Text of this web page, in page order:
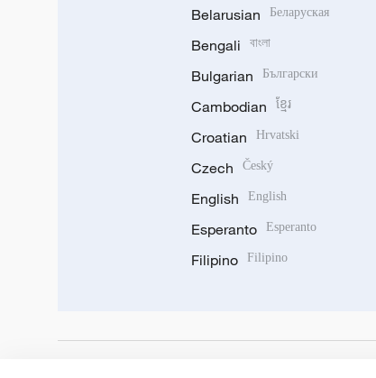
Belarusian Беларуская
Bengali বাংলা
Bulgarian Български
Cambodian ខ្មែរ
Croatian Hrvatski
Czech Český
English English
Esperanto Esperanto
Filipino Filipino